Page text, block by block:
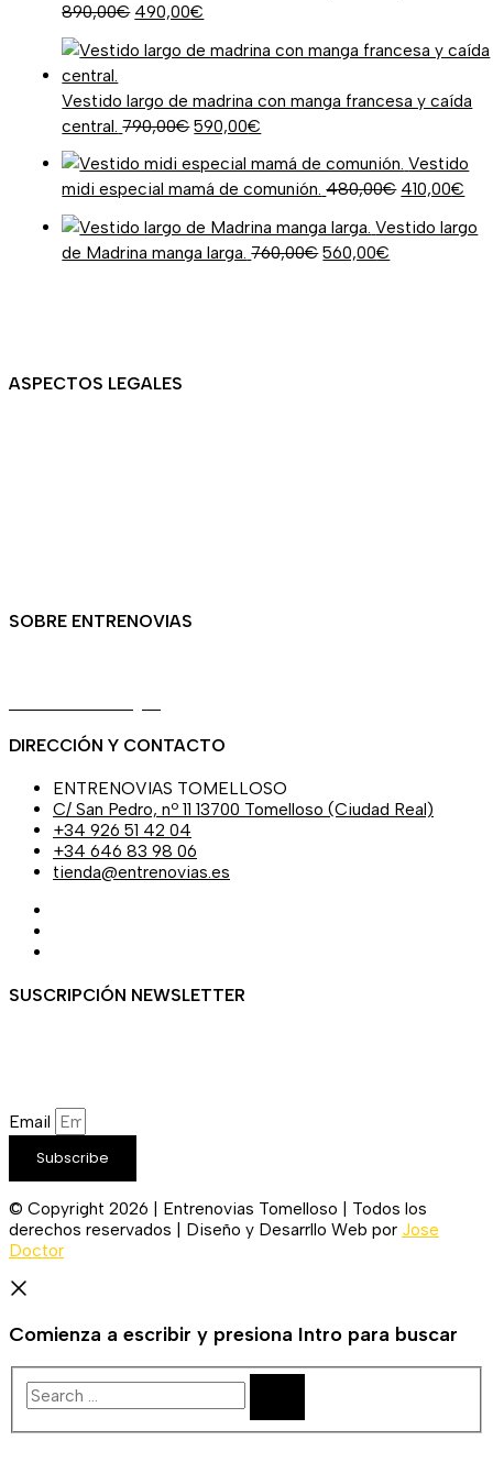
890,00€ 490,00€
Vestido largo de madrina con manga francesa y caída
central. 790,00€ 590,00€
Vestido
midi especial mamá de comunión. 480,00€ 410,00€
Vestido largo
de Madrina manga larga. 760,00€ 560,00€
ASPECTOS LEGALES
SOBRE ENTRENOVIAS
DIRECCIÓN Y CONTACTO
ENTRENOVIAS TOMELLOSO
C/ San Pedro, nº 11 13700 Tomelloso (Ciudad Real)
+34 926 51 42 04
+34 646 83 98 06
tienda@entrenovias.es
SUSCRIPCIÓN NEWSLETTER
Email
Subscribe
© Copyright 2026 | Entrenovias Tomelloso | Todos los
derechos reservados | Diseño y Desarrllo Web por Jose
Doctor
Comienza a escribir y presiona Intro para buscar